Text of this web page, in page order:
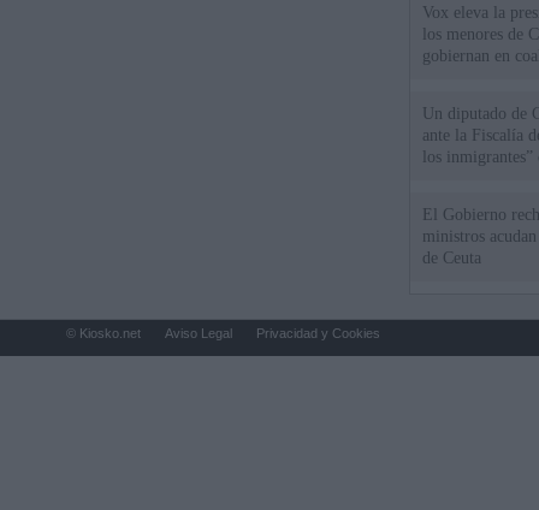
Vox eleva la
los menores de
gobiernan en
Un diputado de
ante la Fiscalía
los inmigrantes”
El Gobierno
ministros
de Ceuta
© Kiosko.net Aviso Legal Privacidad y Cookies